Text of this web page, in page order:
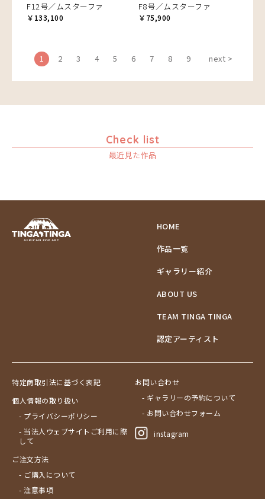
F12号／ムスターファ
￥133,100
F8号／ムスターファ
￥75,900
1 2 3 4 5 6 7 8 9 next >
Check list
最近見た作品
HOME
作品一覧
ギャラリー紹介
ABOUT US
TEAM TINGA TINGA
認定アーティスト
特定商取引法に基づく表記
個人情報の取り扱い
- プライバシーポリシー
- 当法人ウェブサイトご利用に際
して
ご注文方法
- ご購入について
- 注意事項
お問い合わせ
- ギャラリーの予約について
- お問い合わせフォーム
instagram